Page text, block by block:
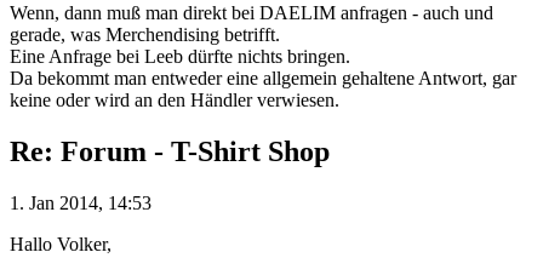
Wenn, dann muß man direkt bei DAELIM anfragen - auch und
gerade, was Merchendising betrifft.
Eine Anfrage bei Leeb dürfte nichts bringen.
Da bekommt man entweder eine allgemein gehaltene Antwort, gar
keine oder wird an den Händler verwiesen.
Re: Forum - T-Shirt Shop
1. Jan 2014, 14:53
Hallo Volker,